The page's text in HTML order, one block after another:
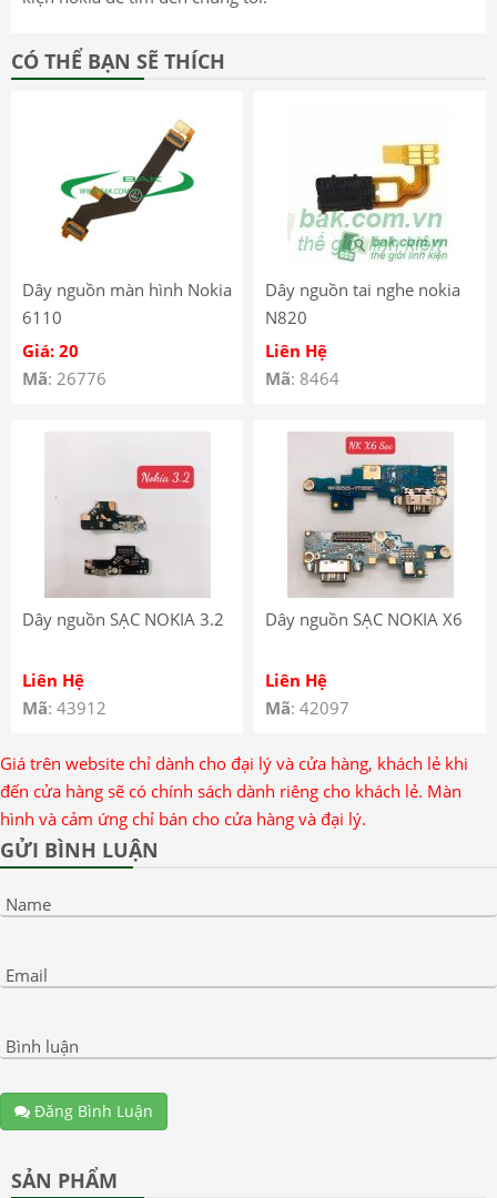
CÓ THỂ BẠN SẼ THÍCH
Dây nguồn màn hình Nokia
6110
Giá: 20
Mã: 26776
Dây nguồn tai nghe nokia
N820
Liên Hệ
Mã: 8464
Dây nguồn SẠC NOKIA 3.2
Liên Hệ
Mã: 43912
Dây nguồn SẠC NOKIA X6
Liên Hệ
Mã: 42097
Giá trên website chỉ dành cho đại lý và cửa hàng, khách lẻ khi
đến cửa hàng sẽ có chính sách dành riêng cho khách lẻ. Màn
hình và cảm ứng chỉ bán cho cửa hàng và đại lý.
GỬI BÌNH LUẬN
Name
Email
Bình luận
Đăng Bình Luận
SẢN PHẨM